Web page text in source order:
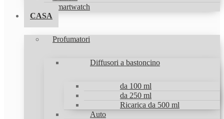
Smartwatch
CASA
Profumatori
Diffusori a bastoncino
da 100 ml
da 250 ml
Ricarica da 500 ml
Auto